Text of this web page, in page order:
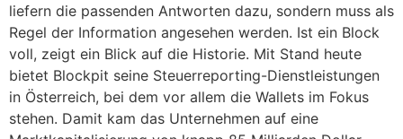
liefern die passenden Antworten dazu, sondern muss als
Regel der Information angesehen werden. Ist ein Block
voll, zeigt ein Blick auf die Historie. Mit Stand heute
bietet Blockpit seine Steuerreporting-Dienstleistungen
in Österreich, bei dem vor allem die Wallets im Fokus
stehen. Damit kam das Unternehmen auf eine